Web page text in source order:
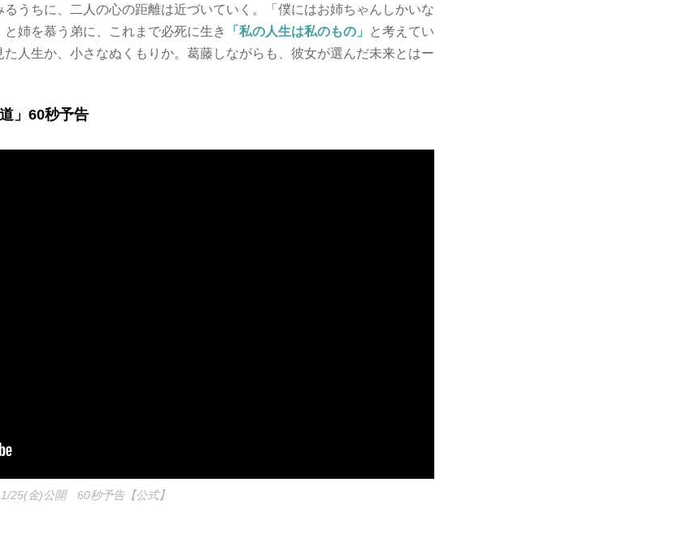
るうちに、二人の心の距離は近づいていく。「僕にはお姉ちゃんしかいな
姉を慕う弟に、これまで必死に生き
「私の人生は私のもの」
と考えてい
人生か、小さなぬくもりか。葛藤しながらも、彼女が選んだ未来とはー
」60秒予告
25(金)公開 60秒予告【公式】